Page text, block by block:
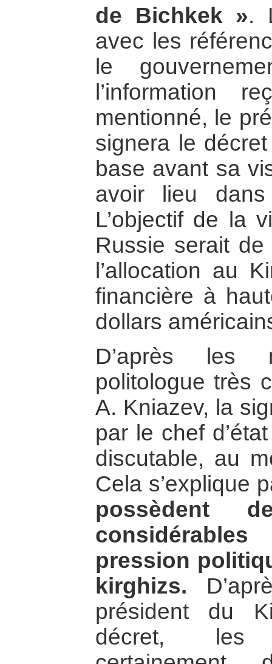
de Bichkek ».
avec les
le
l’information
mentionné, le
signera le
base avant sa
avoir lieu
L’objectif de la
Russie serait
l’allocation au
financière à
dollars
D’après les
politologue très
A. Kniazev, la
par le chef
discutable, au
Cela s’explique
possèdent
pression
kirghizs.
président du
décret, les